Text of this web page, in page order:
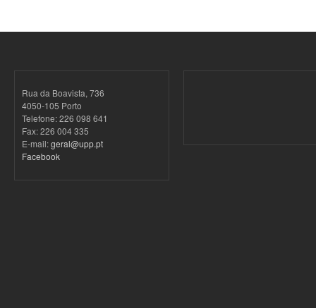
Rua da Boavista, 736
4050-105 Porto
Telefone: 226 098 641
Fax: 226 004 335
E-mail:geral@upp.pt
Facebook